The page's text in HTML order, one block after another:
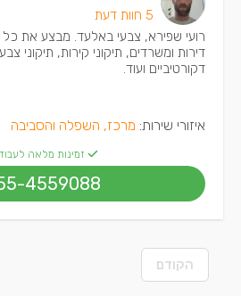
5 חוות דעת
רועי שפירא, צבעי באלעד. מבצע את כל
דירות ומשרדים, תיקוני קירות, תיקוני
דקורטיביים ועוד.
איזורי שירות: מרכז, השפלה והסביבה
זמינות מלאה
4559088
הקודם